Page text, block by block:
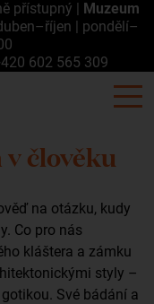
přístupný | Muzeum
| pondělí–
602 565 309
člověku
na otázku, kudy
Co pro nás
kláštera a zámku
styly –
Své bádání a